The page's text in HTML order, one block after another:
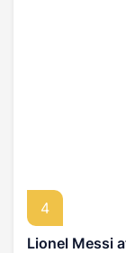
4
Lionel Messi